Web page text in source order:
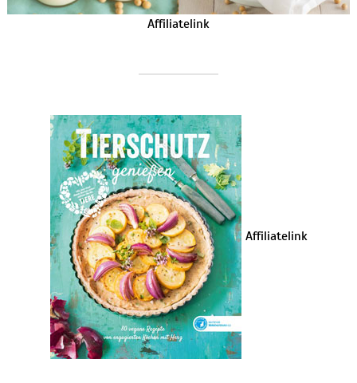
Affiliatelink
Affiliatelink